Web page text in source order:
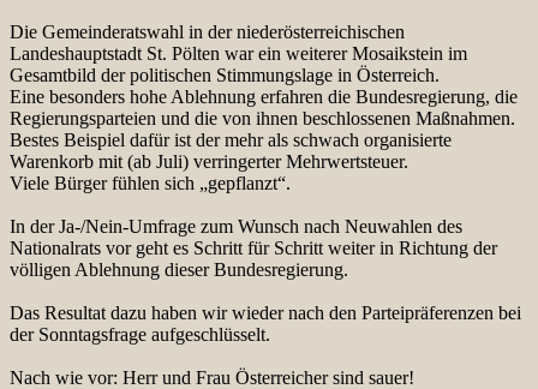
Die Gemeinderatswahl in der niederösterreichischen
Landeshauptstadt St. Pölten war ein weiterer Mosaikstein im
Gesamtbild der politischen Stimmungslage in Österreich.
Eine besonders hohe Ablehnung erfahren die Bundesregierung, die
Regierungsparteien und die von ihnen beschlossenen Maßnahmen.
Bestes Beispiel dafür ist der mehr als schwach organisierte
Warenkorb mit (ab Juli) verringerter Mehrwertsteuer.
Viele Bürger fühlen sich „gepflanzt“.
In der Ja-/Nein-Umfrage zum Wunsch nach Neuwahlen des
Nationalrats vor geht es Schritt für Schritt weiter in Richtung der
völligen Ablehnung dieser Bundesregierung.
Das Resultat dazu haben wir wieder nach den Parteipräferenzen bei
der Sonntagsfrage aufgeschlüsselt.
Nach wie vor: Herr und Frau Österreicher sind sauer!